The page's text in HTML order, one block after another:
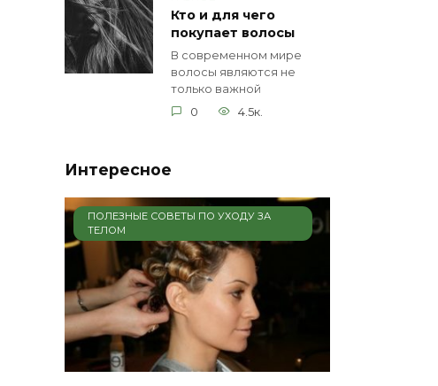
Кто и для чего
покупает волосы
В современном мире
волосы являются не
только важной
0
4.5к.
Интересное
ПОЛЕЗНЫЕ СОВЕТЫ ПО УХОДУ ЗА
ТЕЛОМ